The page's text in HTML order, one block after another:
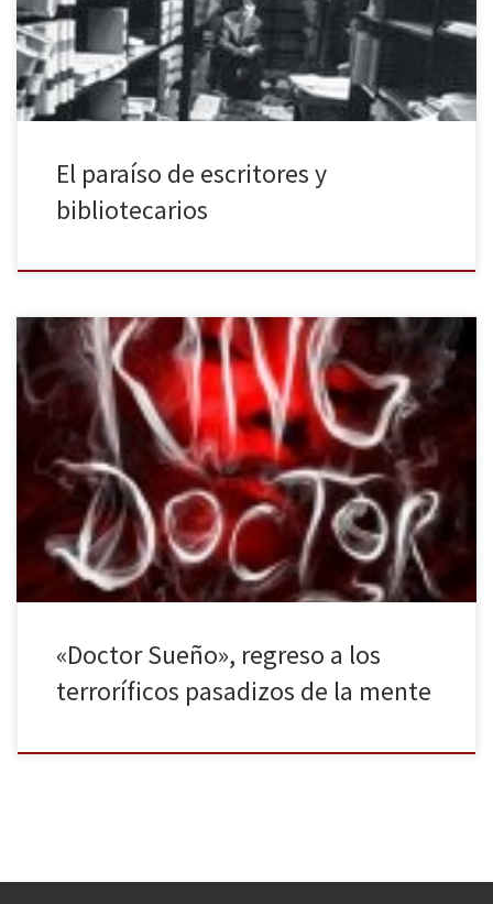
común: fueron bibliotecarios. Las bibliotecas tienen algo que
quienes gustamos […]
El paraíso de escritores y
bibliotecarios
Stephen King vuelve con esta mal llamada secuela de El
resplandor para contarnos qué fue de Dany Torrance y
sumergirnos en una apasionante pero fallida aventura
sobrenatural con el sello inconfundible del maestro y rey del
terror. Cuando hace ya varios meses se anunció que habría una
secuela, casi cuarenta […]
«Doctor Sueño», regreso a los
terroríficos pasadizos de la mente